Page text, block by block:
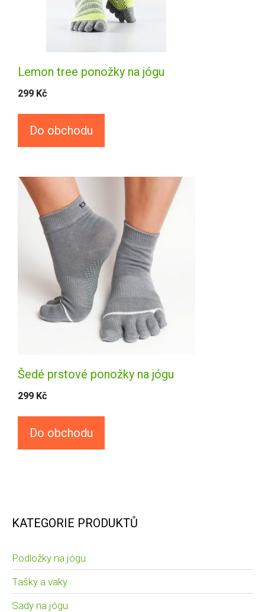
Lemon tree ponožky na jógu
299 Kč
Do obchodu
Šedé prstové ponožky na jógu
299 Kč
Do obchodu
KATEGORIE PRODUKTŮ
Podložky na jógu
Tašky a vaky
Sady na jógu